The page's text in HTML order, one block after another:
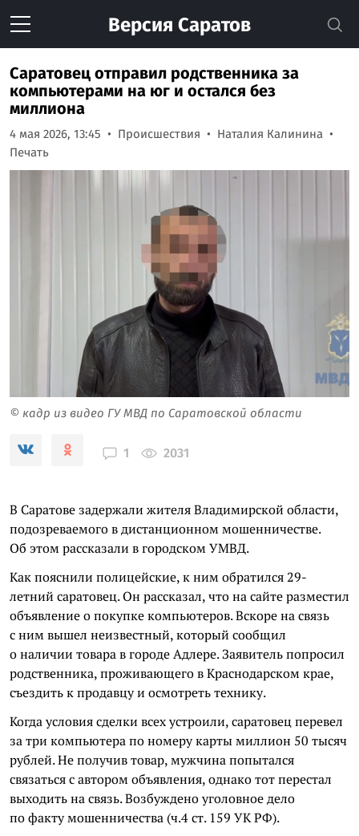
Версия Саратов
Саратовец отправил родственника за
компьютерами на юг и остался без
миллиона
4 мая 2026, 13:45 Происшествия
Наталия Калинина
Печать
© кадр из видео ГУ МВД по Саратовской области
1 2031
В Саратове задержали жителя Владимирской области,
подозреваемого в дистанционном мошенничестве.
Об этом рассказали в городском УМВД.
Как пояснили полицейские, к ним обратился 29-
летний саратовец. Он рассказал, что на сайте разместил
объявление о покупке компьютеров. Вскоре на связь
с ним вышел неизвестный, который сообщил
о наличии товара в городе Адлере. Заявитель попросил
родственника, проживающего в Краснодарском крае,
съездить к продавцу и осмотреть технику.
Когда условия сделки всех устроили, саратовец перевел
за три компьютера по номеру карты миллион 50 тысяч
рублей. Не получив товар, мужчина попытался
связаться с автором объявления, однако тот перестал
выходить на связь. Возбуждено уголовное дело
по факту мошенничества (ч.4 ст. 159 УК РФ).